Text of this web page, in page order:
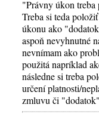
"Právny úkon treba
Treba si teda
úkonu ako
aspoň nevyhnutné
nevnímam ako
použitá napríklad
následne si treba
určení platnosti/
zmluvu či